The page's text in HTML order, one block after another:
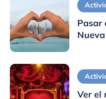
Pasar
Ver el